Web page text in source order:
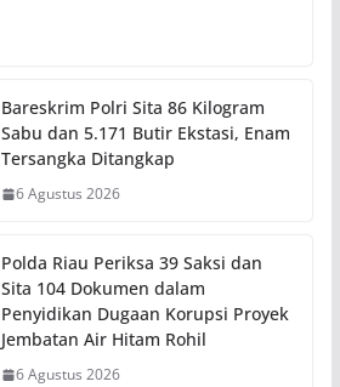
Bareskrim Polri Sita 86 Kilogram
Sabu dan 5.171 Butir Ekstasi, Enam
Tersangka Ditangkap
6 Agustus 2026
Polda Riau Periksa 39 Saksi dan
Sita 104 Dokumen dalam
Penyidikan Dugaan Korupsi Proyek
Jembatan Air Hitam Rohil
6 Agustus 2026